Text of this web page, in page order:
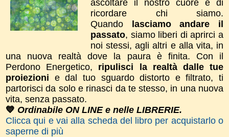
ascoltare il nostro cuore e di
ricordare chi siamo.
Quando lasciamo andare il
passato, siamo liberi di aprirci a
noi stessi, agli altri e alla vita, in
una nuova realtà dove la paura è finita. ​Con il
Perdono Energetico, ripulisci la realtà dalle tue
proiezioni e dal tuo sguardo distorto e filtrato, ti
partorisci da solo e rinasci da te stesso, in una nuova
vita, senza passato.
💙 Ordinabile ON LINE e nelle LIBRERIE.
Clicca qui e vai alla scheda del libro per acquistarlo o
saperne di più